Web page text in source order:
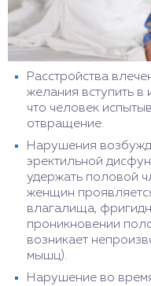
Расстройства
желания вступить в
что человек
отвращение.
Нарушения
эректильной
удержать половой
женщин
влагалища,
проникновении
возникает
мышц).
Нарушение во